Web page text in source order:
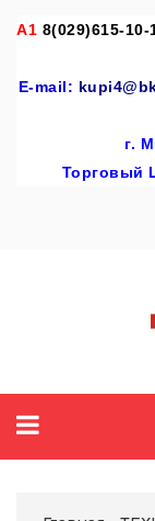
A1 8(029)615-10-
E-mail:
г.
Торговый